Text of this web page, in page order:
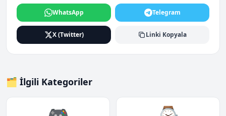
WhatsApp Telegram
X (Twitter) Linki Kopyala
🗂️ İlgili Kategoriler